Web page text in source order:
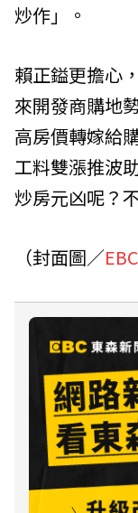
炒作」。
賴正鎰更擔心
來開發商購地
高房價轉嫁給
工料雙漲推波
炒房元凶呢？
（封面圖／